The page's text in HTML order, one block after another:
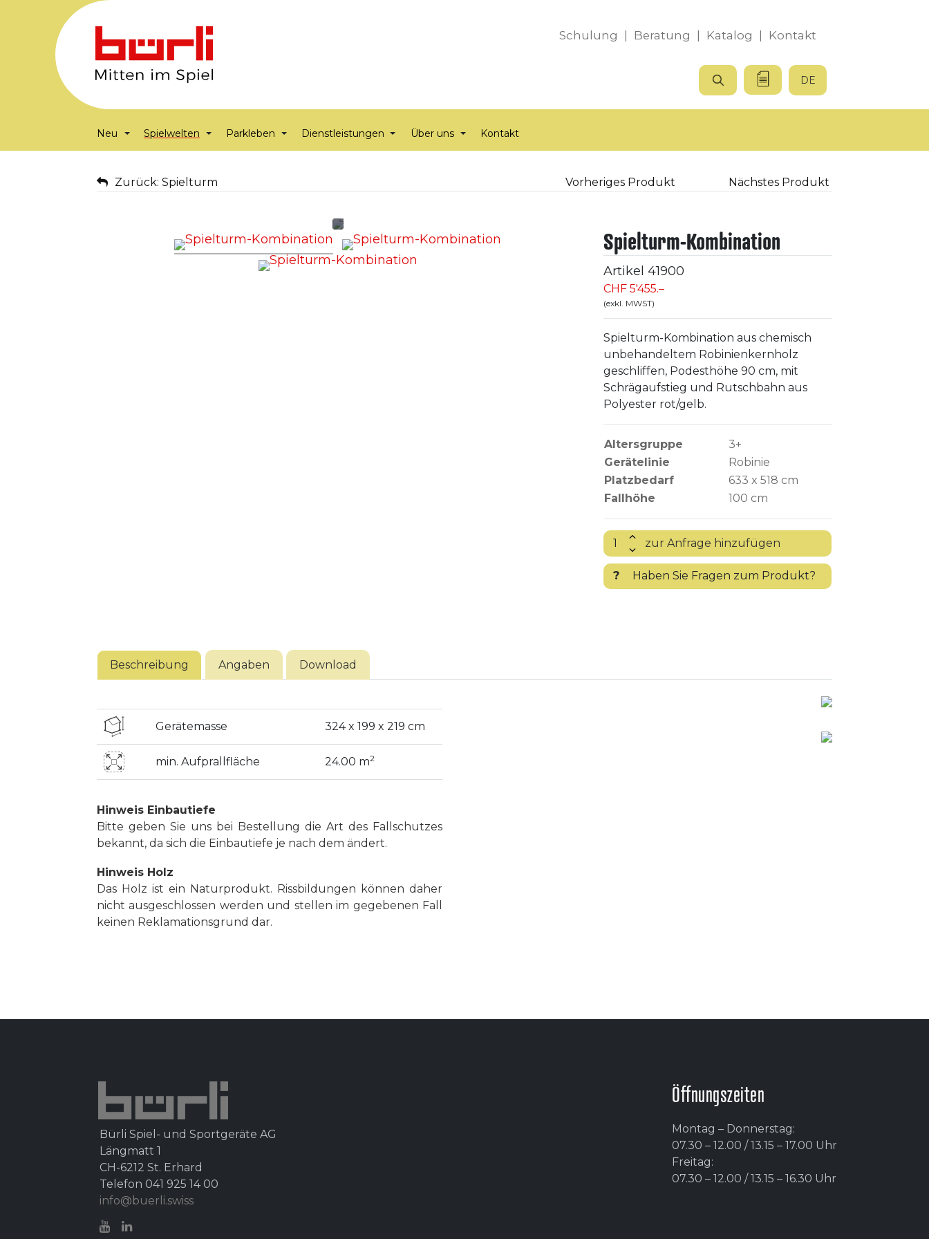
Schulung Beratung Katalog Kontakt
Neu Spielwelten Parkleben Dienstleistungen Über uns Kontakt
DE
Zurück: Spielturm Vorheriges Produkt Nächstes Produkt
Spielturm-Kombination
Artikel 41900
CHF 5'455.–
(exkl. MWST)
Spielturm-Kombination aus chemisch
unbehandeltem Robinienkernholz
geschliffen, Podesthöhe 90 cm, mit
Schrägaufstieg und Rutschbahn aus
Polyester rot/gelb.
Altersgruppe
3+
Gerätelinie
Robinie
Platzbedarf
633 x 518 cm
Fallhöhe
100 cm
? Haben Sie Fragen zum Produkt?
Beschreibung Angaben Download
Gerätemasse 324 x 199 x 219 cm
min. Aufprallfläche 24.00 m2
Hinweis Einbautiefe
Bitte geben Sie uns bei Bestellung die Art des Fallschutzes
bekannt, da sich die Einbautiefe je nach dem ändert.
Hinweis Holz
Das Holz ist ein Naturprodukt. Rissbildungen können daher
nicht ausgeschlossen werden und stellen im gegebenen Fall
keinen Reklamationsgrund dar.
Bürli Spiel- und Sportgeräte AG
Längmatt 1
CH-6212 St. Erhard
Telefon 041 925 14 00
info@buerli.swiss
Öffnungszeiten
Montag – Donnerstag:
07.30 – 12.00 / 13.15 – 17.00 Uhr
Freitag:
07.30 – 12.00 / 13.15 – 16.30 Uhr